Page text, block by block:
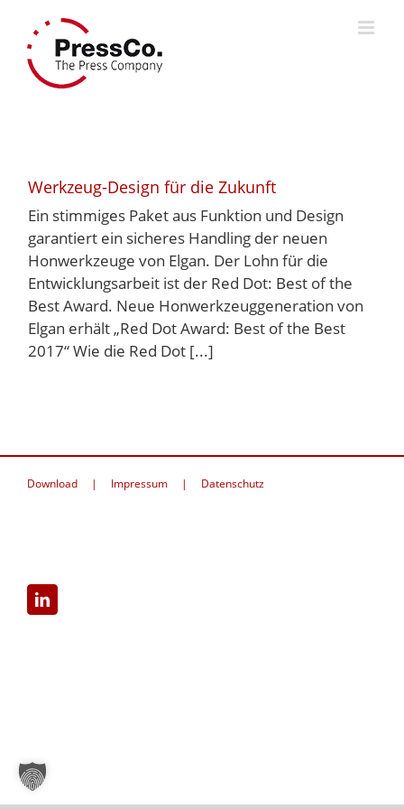
content
Werkzeug-Design für die Zukunft
Ein stimmiges Paket aus Funktion und Design
garantiert ein sicheres Handling der neuen
Honwerkzeuge von Elgan. Der Lohn für die
Entwicklungsarbeit ist der Red Dot: Best of the
Best Award. Neue Honwerkzeuggeneration von
Elgan erhält „Red Dot Award: Best of the Best
2017“ Wie die Red Dot [...]
Download Impressum Datenschutz